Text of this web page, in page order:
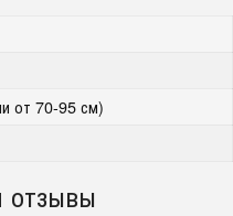
от 70-95 см)